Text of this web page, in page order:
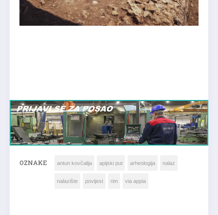
OZNAKE antun kovčalija apijski put arheologija nalaz
nalazište povijest rim via appia